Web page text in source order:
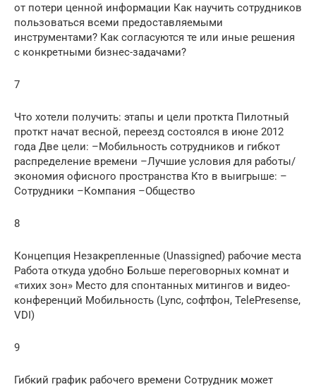
от потери ценной информации Как научить сотрудников
пользоваться всеми предоставляемыми
инструментами? Как согласуются те или иные решения
с конкретными бизнес-задачами?
7
Что хотели получить: этапы и цели проткта Пилотный
проткт начат весной, переезд состоялся в июне 2012
года Две цели: –Мобильность сотрудников и гибкот
распределение времени –Лучшие условия для работы/
экономия офисного пространства Кто в выигрыше: –
Сотрудники –Компания –Общество
8
Концепция Незакрепленные (Unassigned) рабочие места
Работа откуда удобно Больше переговорных комнат и
«тихих зон» Место для спонтанных митингов и видео-
конференций Мобильность (Lync, софтфон, TelePresense,
VDI)
9
Гибкий график рабочего времени Сотрудник может